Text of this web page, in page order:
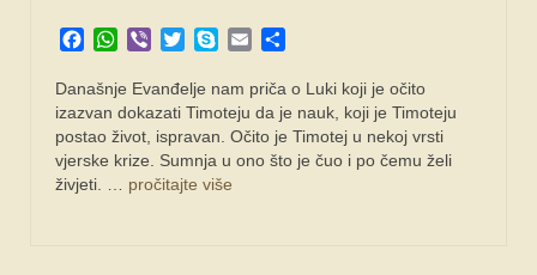
Facebook
WhatsApp
Viber TwitterSkypeEmail
Današnje Evanđelje nam priča o Luki koji je očito
izazvan dokazati Timoteju da je nauk, koji je Timoteju
postao život, ispravan. Očito je Timotej u nekoj vrsti
vjerske krize. Sumnja u ono što je čuo i po čemu želi
živjeti. … pročitajte više